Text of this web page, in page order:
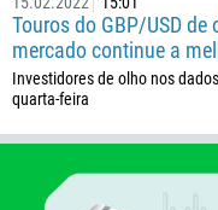
Touros do GBP/USD
mercado continue a
Investidores de olho nos
quarta-feira
225
385
357